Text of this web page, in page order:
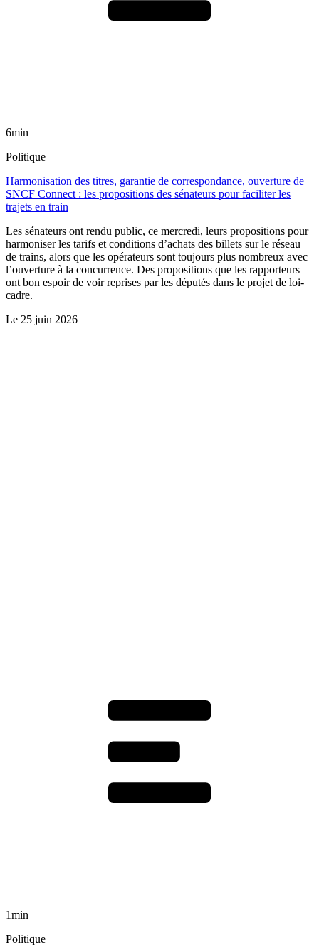
6min
Politique
Harmonisation des titres, garantie de correspondance, ouverture de
SNCF Connect : les propositions des sénateurs pour faciliter les
trajets en train
Les sénateurs ont rendu public, ce mercredi, leurs propositions pour
harmoniser les tarifs et conditions d’achats des billets sur le réseau
de trains, alors que les opérateurs sont toujours plus nombreux avec
l’ouverture à la concurrence. Des propositions que les rapporteurs
ont bon espoir de voir reprises par les députés dans le projet de loi-
cadre.
Le 25 juin 2026
1min
Politique